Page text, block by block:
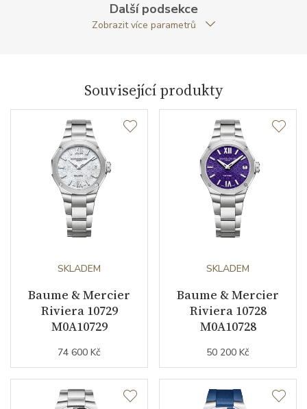
Další podsekce
Zobrazit více parametrů
Související produkty
SKLADEM
Baume & Mercier
Riviera 10729
M0A10729
74 600 Kč
SKLADEM
Baume & Mercier
Riviera 10728
M0A10728
50 200 Kč